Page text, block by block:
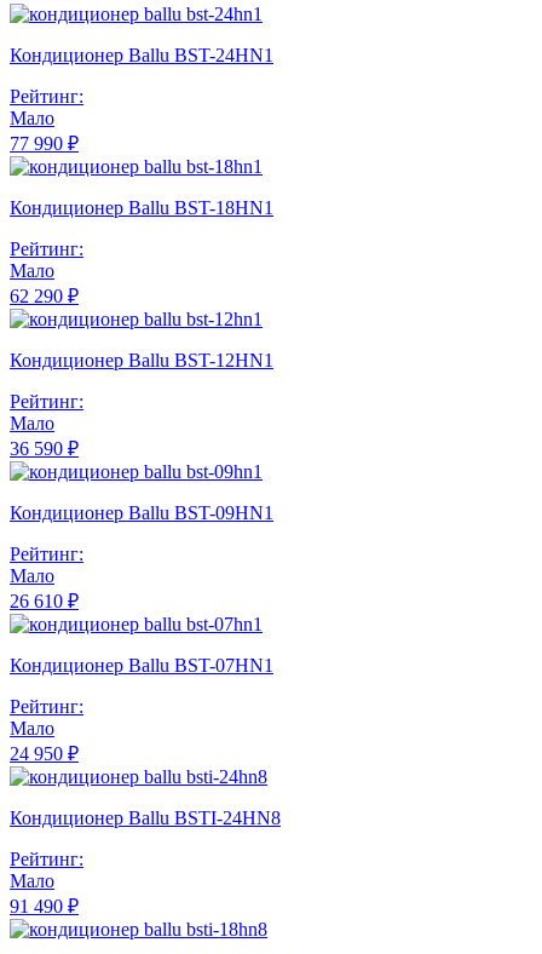
Кондиционер Ballu BST-24HN1
Рейтинг:
Мало
77 990 ₽
Кондиционер Ballu BST-18HN1
Рейтинг:
Мало
62 290 ₽
Кондиционер Ballu BST-12HN1
Рейтинг:
Мало
36 590 ₽
Кондиционер Ballu BST-09HN1
Рейтинг:
Мало
26 610 ₽
Кондиционер Ballu BST-07HN1
Рейтинг:
Мало
24 950 ₽
Кондиционер Ballu BSTI-24HN8
Рейтинг:
Мало
91 490 ₽